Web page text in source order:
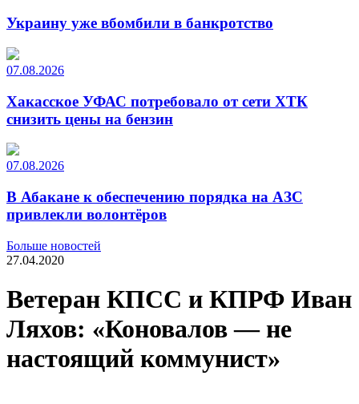
Украину уже вбомбили в банкротство
07.08.2026
Хакасское УФАС потребовало от сети ХТК
снизить цены на бензин
07.08.2026
В Абакане к обеспечению порядка на АЗС
привлекли волонтёров
Больше новостей
27.04.2020
Ветеран КПСС и КПРФ Иван
Ляхов: «Коновалов — не
настоящий коммунист»